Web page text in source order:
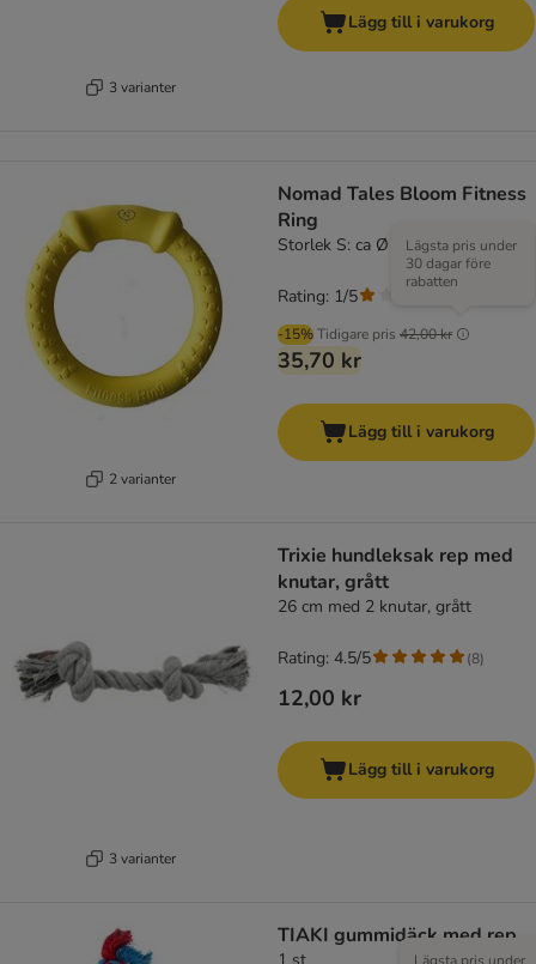
3 varianter
Lägg till i varukorg
2 varianter
Nomad Tales Bloom Fitness
Ring
Storlek S: ca Ø 18 cm
-15%Tidigare pris 42,00 kr
Lägsta pris under
30 dagar före
rabatten
35,70 kr
Rating: 1/5
Lägg till i varukorg
3 varianter
Trixie hundleksak rep med
knutar, grått
26 cm med 2 knutar, grått
12,00 kr
Rating: 4.5/5 (8)
Lägg till i varukorg
TIAKI gummidäck med rep